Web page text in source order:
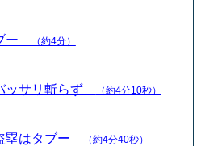
ー （約4分）
ッサリ斬らず （約4分10秒）
塁はタブー （約4分40秒）